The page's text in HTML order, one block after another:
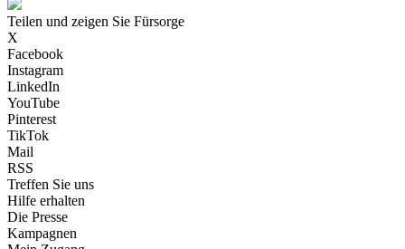
Teilen und zeigen Sie Fürsorge
X
Facebook
Instagram
LinkedIn
YouTube
Pinterest
TikTok
Mail
RSS
Treffen Sie uns
Hilfe erhalten
Die Presse
Kampagnen